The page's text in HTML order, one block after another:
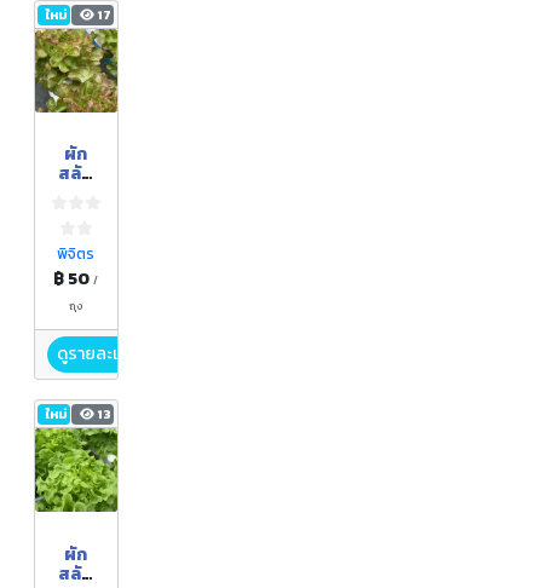
ใหม่ 17
ผัก
สลัด
โอ๊ค"
พิจิตร
฿ 50/
ถุง
ดูรายละเอียด
ใหม่ 13
ผัก
สลัด